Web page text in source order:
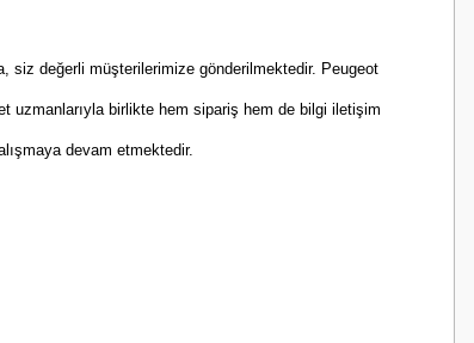
siz değerli müşterilerimize gönderilmektedir. Peugeot
uzmanlarıyla birlikte hem sipariş hem de bilgi iletişim
devam etmektedir.